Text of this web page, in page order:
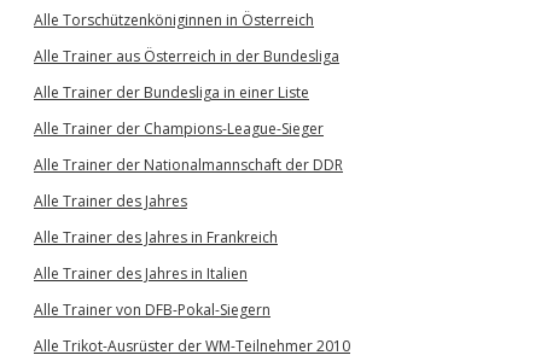
Alle Torschützenköniginnen in Österreich
Alle Trainer aus Österreich in der Bundesliga
Alle Trainer der Bundesliga in einer Liste
Alle Trainer der Champions-League-Sieger
Alle Trainer der Nationalmannschaft der DDR
Alle Trainer des Jahres
Alle Trainer des Jahres in Frankreich
Alle Trainer des Jahres in Italien
Alle Trainer von DFB-Pokal-Siegern
Alle Trikot-Ausrüster der WM-Teilnehmer 2010